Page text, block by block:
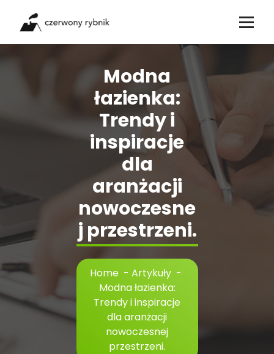
content
Modna
łazienka:
Trendy i
inspiracje
dla
aranżacji
nowoczesne
j przestrzeni.
Home - Artykuły -
Modna łazienka:
Trendy i inspiracje
dla aranżacji
nowoczesnej
przestrzeni.